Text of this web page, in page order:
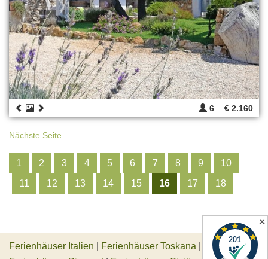
6 € 2.160
Nächste Seite
1 2 3 4 5 6 7 8 9
10
11
12 13 14 15 16 17 18
Ferienhäuser Italien Ferienhäuser Toskana
✕